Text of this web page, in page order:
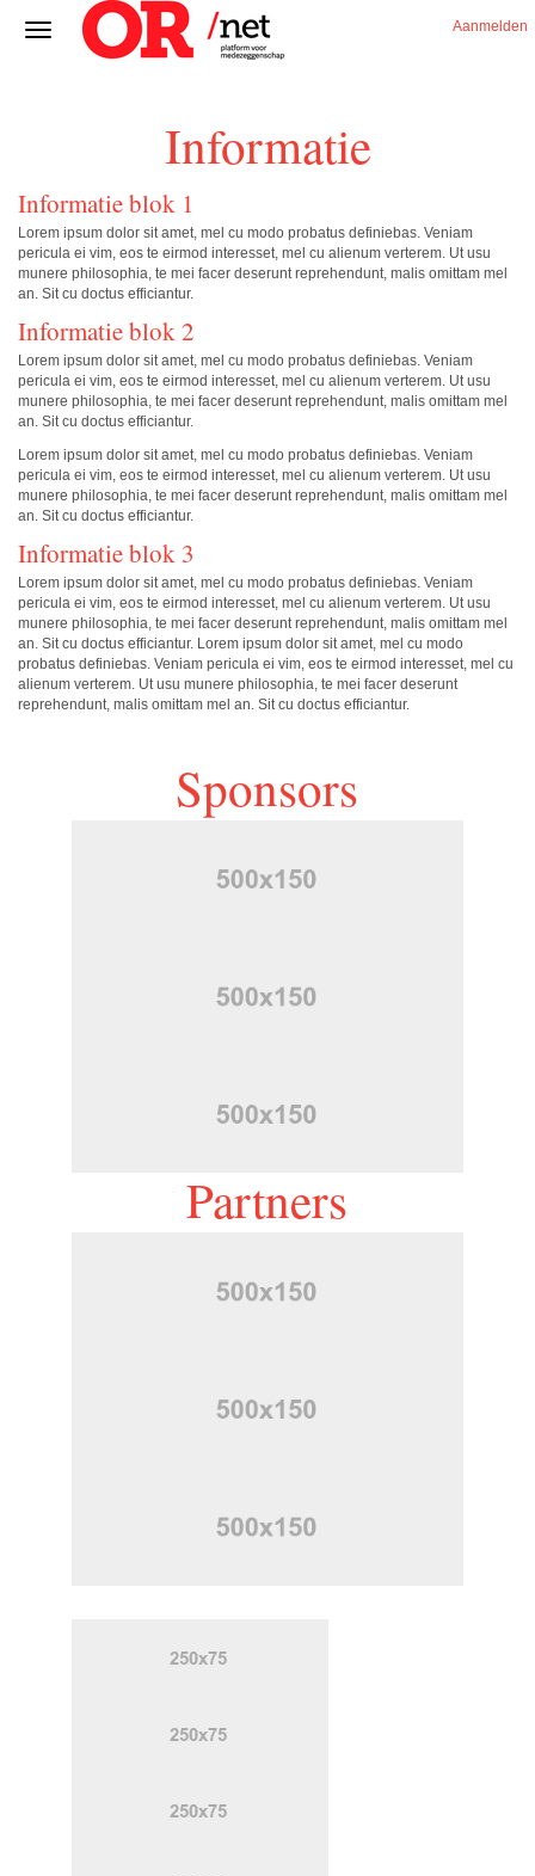
Aanmelden
Informatie
Informatie blok 1
Lorem ipsum dolor sit amet, mel cu modo probatus definiebas. Veniam
pericula ei vim, eos te eirmod interesset, mel cu alienum verterem. Ut usu
munere philosophia, te mei facer deserunt reprehendunt, malis omittam mel
an. Sit cu doctus efficiantur.
Informatie blok 2
Lorem ipsum dolor sit amet, mel cu modo probatus definiebas. Veniam
pericula ei vim, eos te eirmod interesset, mel cu alienum verterem. Ut usu
munere philosophia, te mei facer deserunt reprehendunt, malis omittam mel
an. Sit cu doctus efficiantur.
Lorem ipsum dolor sit amet, mel cu modo probatus definiebas. Veniam
pericula ei vim, eos te eirmod interesset, mel cu alienum verterem. Ut usu
munere philosophia, te mei facer deserunt reprehendunt, malis omittam mel
an. Sit cu doctus efficiantur.
Informatie blok 3
Lorem ipsum dolor sit amet, mel cu modo probatus definiebas. Veniam
pericula ei vim, eos te eirmod interesset, mel cu alienum verterem. Ut usu
munere philosophia, te mei facer deserunt reprehendunt, malis omittam mel
an. Sit cu doctus efficiantur. Lorem ipsum dolor sit amet, mel cu modo
probatus definiebas. Veniam pericula ei vim, eos te eirmod interesset, mel cu
alienum verterem. Ut usu munere philosophia, te mei facer deserunt
reprehendunt, malis omittam mel an. Sit cu doctus efficiantur.
Sponsors
Partners